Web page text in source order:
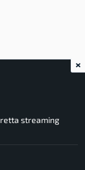
streaming
×